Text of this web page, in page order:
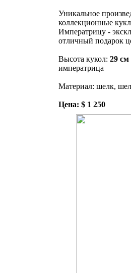
Уникальное
коллекционные
Императрицу -
отличный подарок
Высота кукол: 29 см
императрица
Материал: шелк,
Цена: $ 1 250